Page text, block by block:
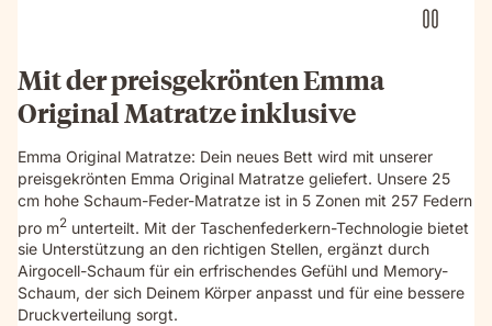
Mit der preisgekrönten Emma
Original Matratze inklusive
Emma Original Matratze: Dein neues Bett wird mit unserer
preisgekrönten Emma Original Matratze geliefert. Unsere 25
cm hohe Schaum-Feder-Matratze ist in 5 Zonen mit 257 Federn
pro m2 unterteilt. Mit der Taschenfederkern-Technologie bietet
sie Unterstützung an den richtigen Stellen, ergänzt durch
Airgocell-Schaum für ein erfrischendes Gefühl und Memory-
Schaum, der sich Deinem Körper anpasst und für eine bessere
Druckverteilung sorgt.